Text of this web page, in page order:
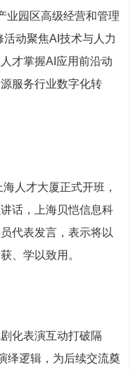
业园区高级经营和管理
活动聚焦AI技术与人力
才掌握AI应用前沿动
服务行业数字化转
人才大厦正式开班，
话，上海贝恺信息科
代表发言，表示将以
、学以致用。
化表演互动打破隔
绎逻辑，为后续交流奠